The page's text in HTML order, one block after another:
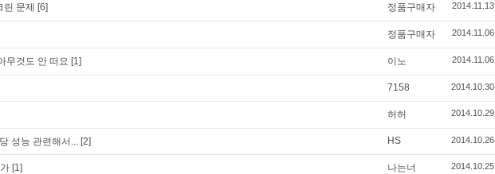
문제 [6] 정품구매자 2014.11.13
정품구매자 2014.11.06
무것도 안 떠요 [1] 이노 2014.11.06
7158 2014.10.30
허허 2014.10.29
성능 관련해서... [2] HS 2014.10.26
[1] 나는너 2014.10.25